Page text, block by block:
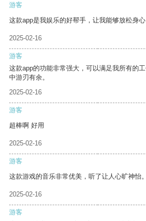
游客
这款app是我娱乐的好帮手，让我能够放松身心
2025-02-16
游客
这款app的功能非常强大，可以满足我所有的
中游刃有余。
2025-02-16
游客
超棒啊 好用
2025-02-16
游客
这款游戏的音乐非常优美，听了让人心旷神怡。
2025-02-16
游客